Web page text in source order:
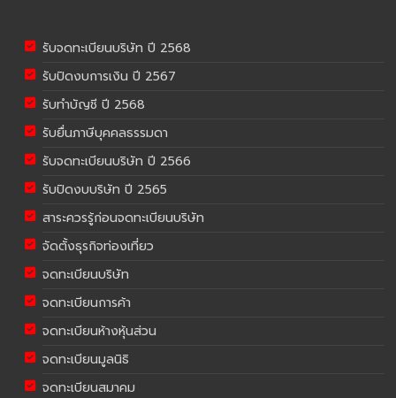
รับจดทะเบียนบริษัท ปี 2568
รับปิดงบการเงิน ปี 2567
รับทำบัญชี ปี 2568
รับยื่นภาษีบุคคลธรรมดา
รับจดทะเบียนบริษัท ปี 2566
รับปิดงบบริษัท ปี 2565
สาระควรรู้ก่อนจดทะเบียนบริษัท
จัดตั้งธุรกิจท่องเที่ยว
จดทะเบียนบริษัท
จดทะเบียนการค้า
จดทะเบียนห้างหุ้นส่วน
จดทะเบียนมูลนิธิ
จดทะเบียนสมาคม